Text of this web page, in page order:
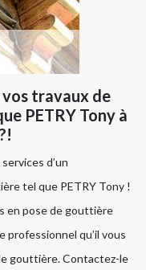
travaux de
PETRY Tony à
d’un
tel que PETRY Tony !
en pose de gouttière
professionnel qu’il vous
gouttière. Contactez-le